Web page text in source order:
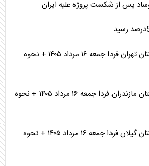
پس از شکست پروژه علیه ایران
جدول قطعی برق استان تهران فردا جمعه ۱۶ مرداد ۱۴۰۵ + نحوه
جدول قطعی برق استان مازندران فردا جمعه ۱۶ مرداد ۱۴۰۵ + نحوه
جدول قطعی برق استان گیلان فردا جمعه ۱۶ مرداد ۱۴۰۵ + نحوه